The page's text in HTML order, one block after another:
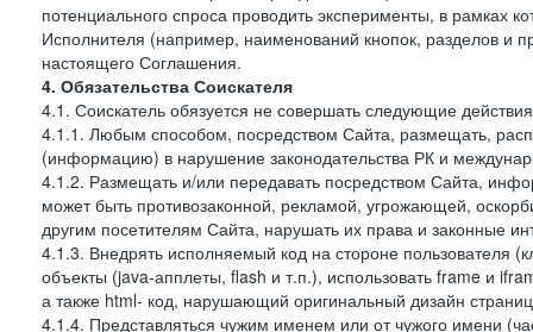
потенциального спроса проводить эксперименты, в рамках
Исполнителя (например, наименований кнопок, разделов и
настоящего Соглашения.
4. Обязательства Соискателя
4.1. Соискатель обязуется не совершать следующие
4.1.1. Любым способом, посредством Сайта, размещать,
(информацию) в нарушение законодательства РК и
4.1.2. Размещать и/или передавать посредством Сайта,
может быть противозаконной, рекламой, угрожающей,
другим посетителям Сайта, нарушать их права и законные
4.1.3. Внедрять исполняемый код на стороне пользователя
объекты (java-апплеты, flash и т.п.), использовать frame и
а также html- код, нарушающий оригинальный дизайн
4.1.4. Представляться чужим именем или от чужого имени